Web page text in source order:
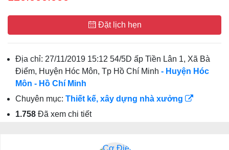
Đặt lịch hẹn
Địa chỉ: 27/11/2019 15:12 54/5D ấp Tiền Lân 1, Xã Bà
Điểm, Huyện Hóc Môn, Tp Hồ Chí Minh - Huyện Hóc
Môn - Hồ Chí Minh
Chuyên mục: Thiết kế, xây dựng nhà xưởng
1.758 Đã xem chi tiết